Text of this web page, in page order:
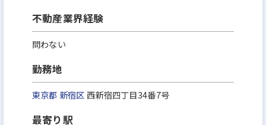
不動産業界経験
問わない
勤務地
東京都 新宿区 西新宿四丁目34番7号
最寄り駅